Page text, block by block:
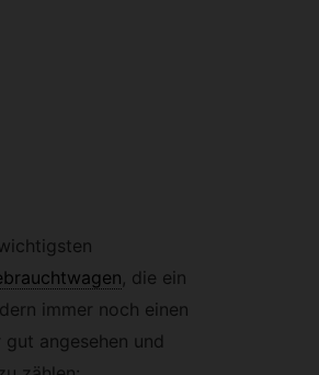
die ein
immer noch einen
angesehen und